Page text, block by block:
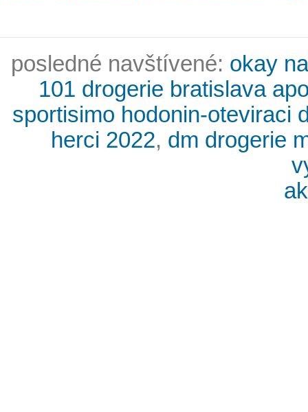
posledné navštívené: okay
101 drogerie bratislava
sportisimo hodonin-oteviraci
herci 2022, dm drogerie